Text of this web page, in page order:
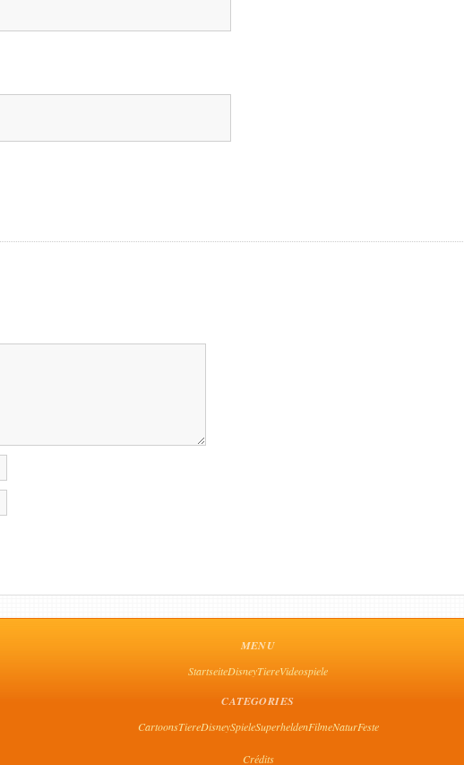
MENU
StartseiteDisneyTiereVideospiele
CATEGORIES
CartoonsTiereDisneySpieleSuperheldenFilmeNaturFeste
Crédits